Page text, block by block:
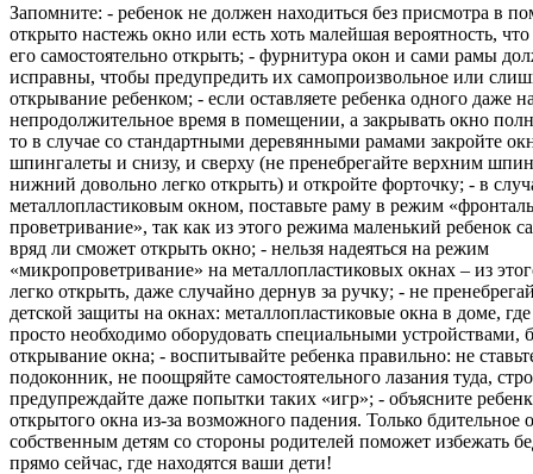
Запомните: - ребенок не должен находиться без присмотра в
открыто настежь окно или есть хоть малейшая вероятность,
его самостоятельно открыть; - фурнитура окон и сами рамы
исправны, чтобы предупредить их самопроизвольное или
открывание ребенком; - если оставляете ребенка одного даже
непродолжительное время в помещении, а закрывать окно
то в случае со стандартными деревянными рамами закройте
шпингалеты и снизу, и сверху (не пренебрегайте верхним
нижний довольно легко открыть) и откройте форточку; - в
металлопластиковым окном, поставьте раму в режим
проветривание», так как из этого режима маленький ребенок
вряд ли сможет открыть окно; - нельзя надеяться на режим
«микропроветривание» на металлопластиковых окнах – из
легко открыть, даже случайно дернув за ручку; - не
детской защиты на окнах: металлопластиковые окна в доме, где
просто необходимо оборудовать специальными
открывание окна; - воспитывайте ребенка правильно: не
подоконник, не поощряйте самостоятельного лазания туда,
предупреждайте даже попытки таких «игр»; - объясните
открытого окна из-за возможного падения. Только бдительное
собственным детям со стороны родителей поможет избежать
прямо сейчас, где находятся ваши дети!